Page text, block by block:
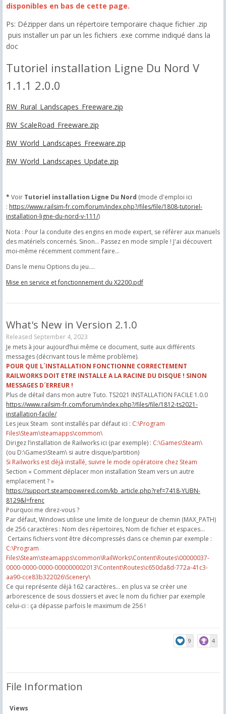
disponibles en bas de cette page.
Ps: Dézipper dans un répertoire temporaire chaque fichier .zip
puis installer un par un les fichiers .exe comme indiqué dans la
doc
Tutoriel installation Ligne Du Nord V
1.1.1 2.0.0
RW_Rural_Landscapes_Freeware.zip
RW_ScaleRoad_Freeware.zip
RW_World_Landscapes_Freeware.zip
RW_World_Landscapes_Update.zip
* Voir Tutoriel installation Ligne Du Nord (mode d'emploi ici
: https://www.railsim-fr.com/forum/index.php?/files/file/1808-tutoriel-
installation-ligne-du-nord-v-111/)
Nota : Pour la conduite des engins en mode expert, se référer aux manuels
des matériels concernés. Sinon... Passez en mode simple ! J'ai découvert
moi-même récemment comment faire...
Dans le menu Options du jeu....
Mise en service et fonctionnement du X2200.pdf
What's New in Version 2.1.0
Released September 4, 2023
Je mets à jour aujourd’hui même ce document, suite aux différents
messages (décrivant tous le même problème).
POUR QUE L´INSTALLATION FONCTIONNE CORRECTEMENT
RAILWORKS DOIT ETRE INSTALLE A LA RACINE DU DISQUE ! SINON
MESSAGES D´ERREUR !
Plus de détail dans mon autre Tuto. TS2021 INSTALLATION FACILE 1.0.0
https://www.railsim-fr.com/forum/index.php?/files/file/1812-ts2021-
installation-facile/
Les jeux Steam sont installés par défaut ici : C:\Program
Files\Steam\steamapps\common\
Dirigez l’installation de Railworks ici (par exemple) : C:\Games\Steam\
(ou D:\Games\Steam\ si autre disque/partition)
Si Railworks est déjà installé, suivre le mode opératoire chez Steam
Section « Comment déplacer mon installation Steam vers un autre
emplacement ? »
https://support.steampowered.com/kb_article.php?ref=7418-YUBN-
8129&l=frenc
Pourquoi me direz-vous ?
Par défaut, Windows utilise une limite de longueur de chemin (MAX_PATH)
de 256 caractères : Nom des répertoires, Nom de fichier et espaces…
Certains fichiers vont être décompressés dans ce chemin par exemple :
C:\Program
Files\Steam\steamapps\common\RailWorks\Content\Routes\00000037-
0000-0000-0000-000000002013\Content\Routes\c650da8d-772a-41c3-
aa90-cce83b322026\Scenery\
Ce qui représente déjà 162 caractères… en plus va se créer une
arborescence de sous dossiers et avec le nom du fichier par exemple
celui-ci : ça dépasse parfois le maximum de 256 !
9 4
File Information
Views